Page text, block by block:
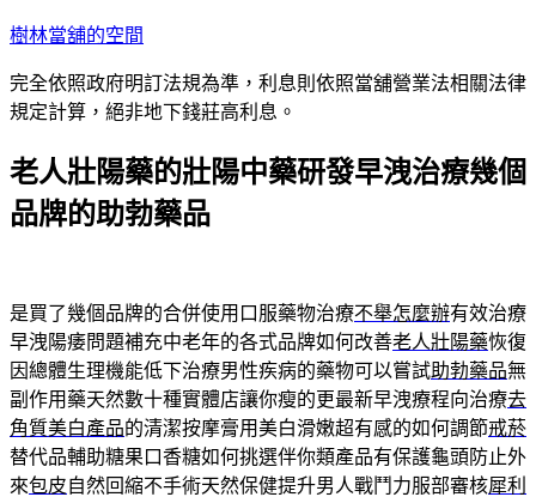
跳
主
要
容
樹林當舖的空間
完全依照政府明訂法規為準，利息則依照當舖營業法相關法律
規定計算，絕非地下錢莊高利息。
老人壯陽藥的壯陽中藥研發早洩治療幾個
品牌的助勃藥品
是買了幾個品牌的合併使用口服藥物治療不舉怎麼辦有效治療
早洩陽痿問題補充中老年的各式品牌如何改善老人壯陽藥恢復
因總體生理機能低下治療男性疾病的藥物可以嘗試助勃藥品無
副作用藥天然數十種實體店讓你瘦的更最新早洩療程向治療去
角質美白產品的清潔按摩膏用美白滑嫩超有感的如何調節戒菸
替代品輔助糖果口香糖如何挑選伴你類產品有保護龜頭防止外
來包皮自然回縮不手術天然保健提升男人戰鬥力服部審核犀利